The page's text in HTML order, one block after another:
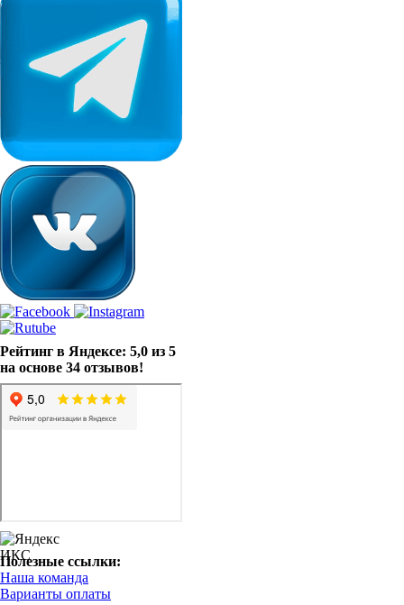
Рейтинг в Яндексе: 5,0 из 5
на основе 34 отзывов!
Полезные ссылки:
Наша команда
Варианты оплаты